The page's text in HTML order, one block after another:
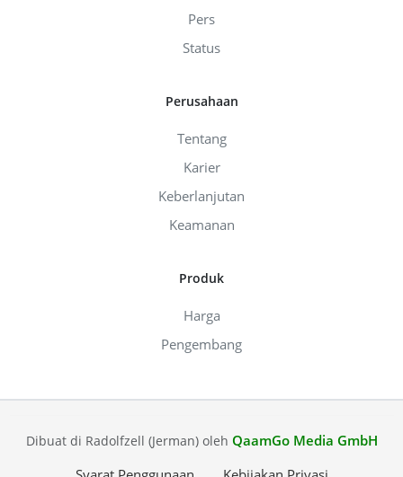
Pers
Status
Perusahaan
Tentang
Karier
Keberlanjutan
Keamanan
Produk
Harga
Pengembang
Dibuat di Radolfzell (Jerman) oleh QaamGo Media GmbH